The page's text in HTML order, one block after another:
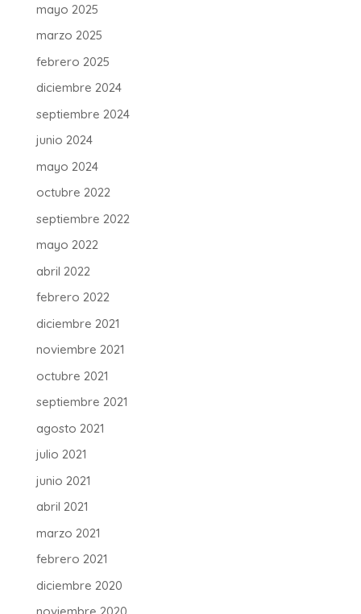
mayo 2025
marzo 2025
febrero 2025
diciembre 2024
septiembre 2024
junio 2024
mayo 2024
octubre 2022
septiembre 2022
mayo 2022
abril 2022
febrero 2022
diciembre 2021
noviembre 2021
octubre 2021
septiembre 2021
agosto 2021
julio 2021
junio 2021
abril 2021
marzo 2021
febrero 2021
diciembre 2020